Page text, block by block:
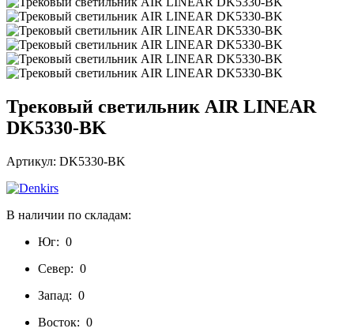
Трековый светильник AIR LINEAR
DK5330-BK
Артикул: DK5330-BK
В наличии по складам:
Юг: 0
Север: 0
Запад: 0
Восток: 0